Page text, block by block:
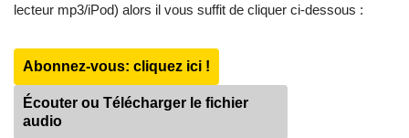
lecteur mp3/iPod) alors il vous suffit de cliquer ci-dessous :
Abonnez-vous: cliquez ici !
Écouter ou Télécharger le fichier
audio